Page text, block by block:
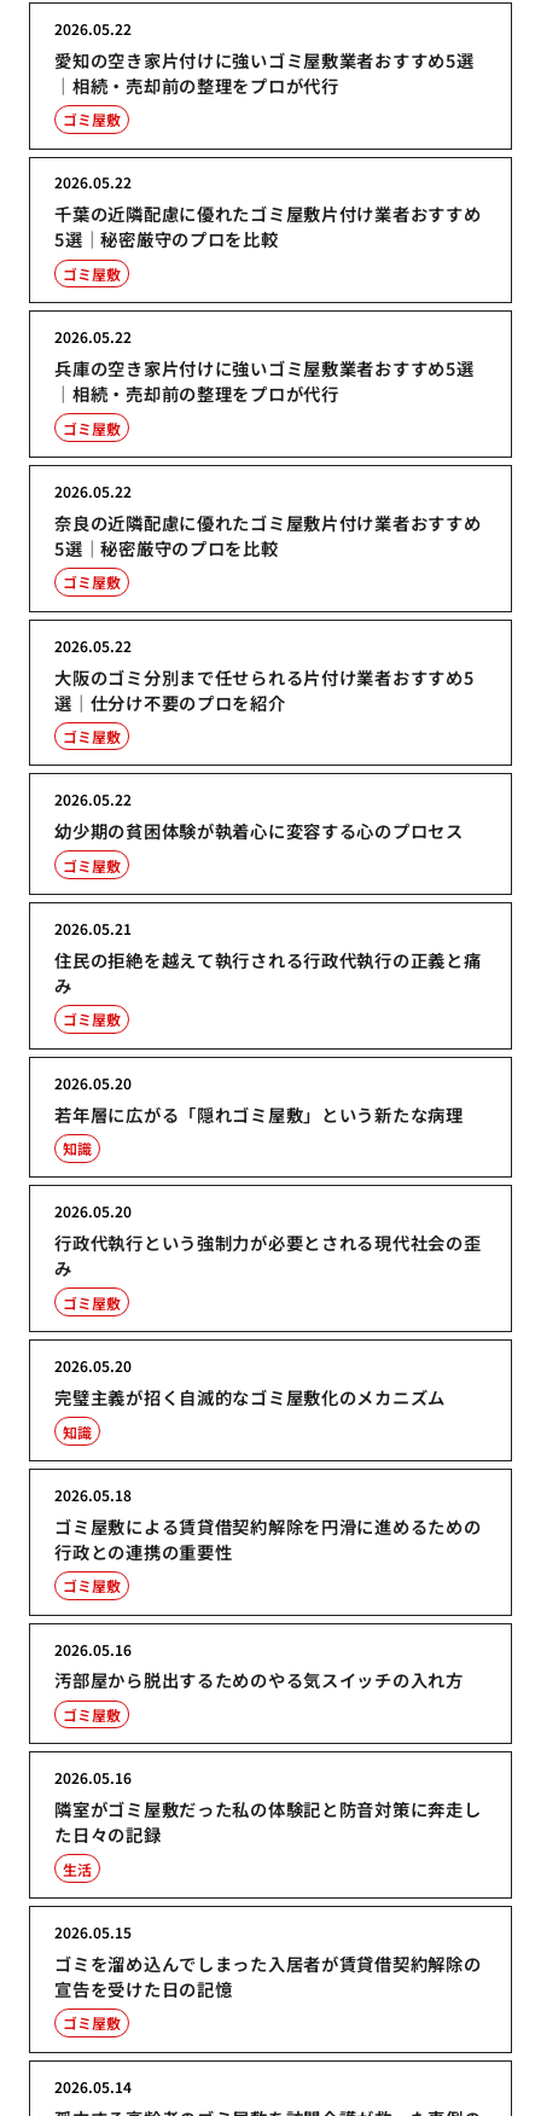
愛知の空き家片付けに強いゴミ屋敷業者おすすめ5選
｜相続・売却前の整理をプロが代行
2026.05.22
ゴミ屋敷
千葉の近隣配慮に優れたゴミ屋敷片付け業者おすすめ
5選｜秘密厳守のプロを比較
2026.05.22
ゴミ屋敷
兵庫の空き家片付けに強いゴミ屋敷業者おすすめ5選
｜相続・売却前の整理をプロが代行
2026.05.22
ゴミ屋敷
奈良の近隣配慮に優れたゴミ屋敷片付け業者おすすめ
5選｜秘密厳守のプロを比較
2026.05.22
ゴミ屋敷
大阪のゴミ分別まで任せられる片付け業者おすすめ5
選｜仕分け不要のプロを紹介
2026.05.22
ゴミ屋敷
幼少期の貧困体験が執着心に変容する心のプロセス
2026.05.22
ゴミ屋敷
住民の拒絶を越えて執行される行政代執行の正義と痛
み
2026.05.21
ゴミ屋敷
若年層に広がる「隠れゴミ屋敷」という新たな病理
2026.05.20
知識
行政代執行という強制力が必要とされる現代社会の歪
み
2026.05.20
ゴミ屋敷
完璧主義が招く自滅的なゴミ屋敷化のメカニズム
2026.05.20
知識
ゴミ屋敷による賃貸借契約解除を円滑に進めるための
行政との連携の重要性
2026.05.18
ゴミ屋敷
汚部屋から脱出するためのやる気スイッチの入れ方
2026.05.16
ゴミ屋敷
隣室がゴミ屋敷だった私の体験記と防音対策に奔走し
た日々の記録
2026.05.16
生活
ゴミを溜め込んでしまった入居者が賃貸借契約解除の
宣告を受けた日の記憶
2026.05.15
ゴミ屋敷
2026.05.14